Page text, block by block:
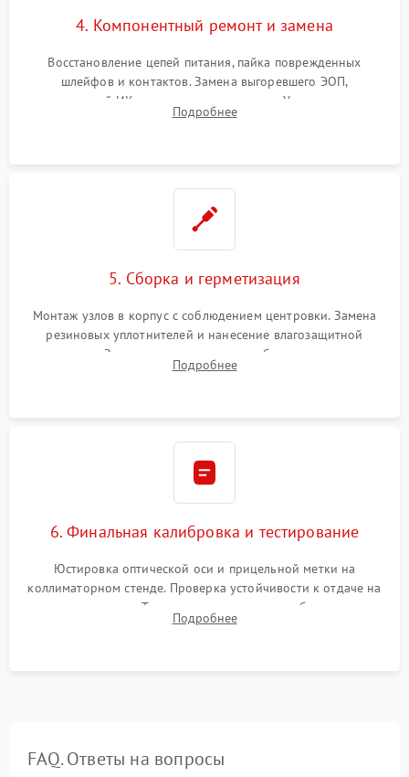
4. Компонентный ремонт и замена
Восстановление цепей питания, пайка поврежденных
шлейфов и контактов. Замена выгоревшего ЭОП,
неисправной ИК-подсветки или матрицы. Ультразвуковая
очистка плат и удаление загрязнений с линз объектива и
Подробнее
5. Сборка и герметизация
Монтаж узлов в корпус с соблюдением центровки. Замена
резиновых уплотнителей и нанесение влагозащитной
смазки. Заполнение внутреннего объема прицела
осушенным азотом для предотвращения запотевания оптики
Подробнее
6. Финальная калибровка и тестирование
Юстировка оптической оси и прицельной метки на
коллиматорном стенде. Проверка устойчивости к отдаче на
ударном стенде. Тестирование качества изображения в
темноте, дальности обнаружения и корректной работы всех
Подробнее
FAQ. Ответы на вопросы